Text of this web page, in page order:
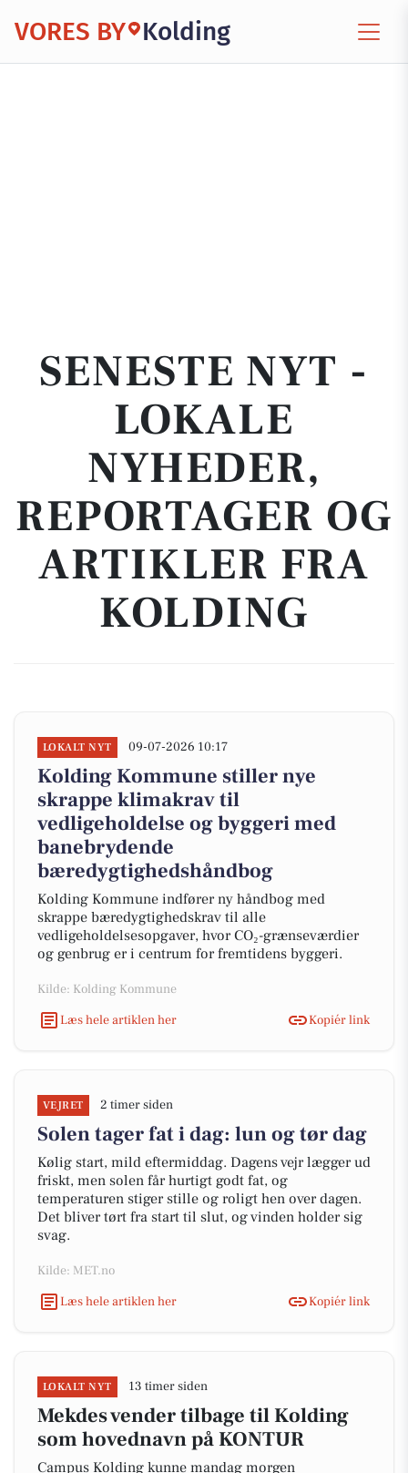
VORES BY Kolding
SENESTE NYT -
LOKALE
NYHEDER,
REPORTAGER OG
ARTIKLER FRA
KOLDING
LOKALT NYT 09-07-2026 10:17
Kolding Kommune stiller nye
skrappe klimakrav til
vedligeholdelse og byggeri med
banebrydende
bæredygtighedshåndbog
Kolding Kommune indfører ny håndbog med
skrappe bæredygtighedskrav til alle
vedligeholdelsesopgaver, hvor CO₂-grænseværdier
og genbrug er i centrum for fremtidens byggeri.
Kilde: Kolding Kommune
Læs hele artiklen her
Kopiér link
VEJRET 2 timer siden
Solen tager fat i dag: lun og tør dag
Kølig start, mild eftermiddag. Dagens vejr lægger ud
friskt, men solen får hurtigt godt fat, og
temperaturen stiger stille og roligt hen over dagen.
Det bliver tørt fra start til slut, og vinden holder sig
svag.
Kilde: MET.no
Læs hele artiklen her
Kopiér link
LOKALT NYT 13 timer siden
Mekdes vender tilbage til Kolding
som hovednavn på KONTUR
Campus Kolding kunne mandag morgen